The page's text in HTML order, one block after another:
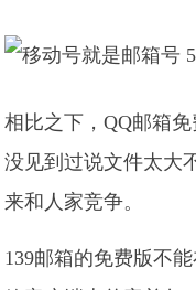
相比之下，QQ邮箱
没见到过说文件太大
来和人家竞争。
139邮箱的免费版不